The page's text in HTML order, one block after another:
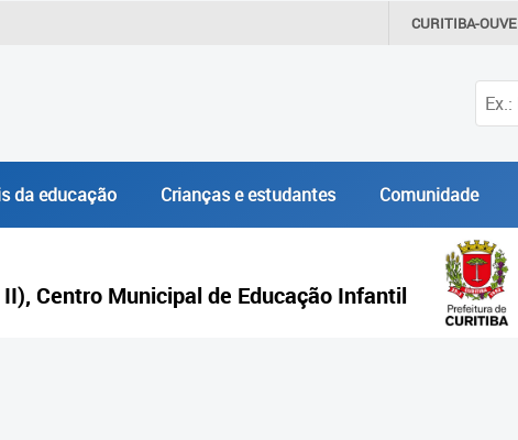
CURITIBA-OUVE
da educação Crianças e estudantes Comunidade
Centro Municipal de Educação Infantil